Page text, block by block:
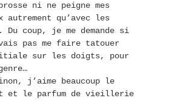
ni ne peigne mes
autrement qu’avec les
Du coup, je me demande si
pas me faire tatouer
sur les doigts, pour
j’aime beaucoup le
et le parfum de vieillerie